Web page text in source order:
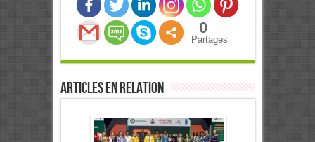
0
Partages
Articles en relation